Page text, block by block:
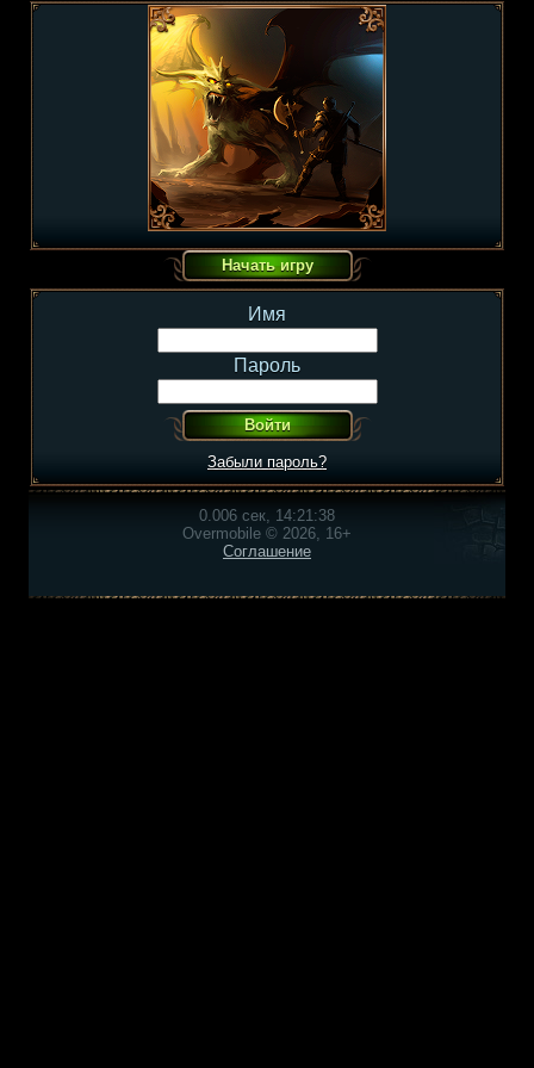
Имя
Пароль
Забыли пароль?
0.006 сек, 14:21:38
Overmobile © 2026, 16+
Соглашение